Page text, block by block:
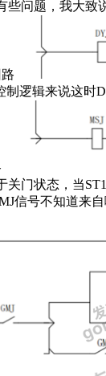
些问题，我大致
制逻辑来说这时
关门状态，当
信号不知道来